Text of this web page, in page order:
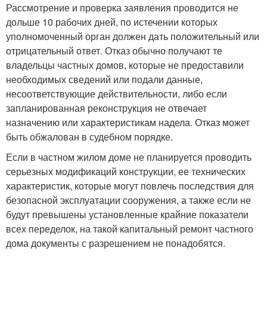
Рассмотрение и проверка заявления проводится не
дольше 10 рабочих дней, по истечении которых
уполномоченный орган должен дать положительный или
отрицательный ответ. Отказ обычно получают те
владельцы частных домов, которые не предоставили
необходимых сведений или подали данные,
несоответствующие действительности, либо если
запланированная реконструкция не отвечает
назначению или характеристикам надела. Отказ может
быть обжалован в судебном порядке.
Если в частном жилом доме не планируется проводить
серьезных модификаций конструкции, ее технических
характеристик, которые могут повлечь последствия для
безопасной эксплуатации сооружения, а также если не
будут превышены установленные крайние показатели
всех переделок, на такой капитальный ремонт частного
дома документы с разрешением не понадобятся.